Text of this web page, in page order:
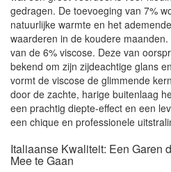
gedragen. De toevoeging van 7%
natuurlijke warmte en het
waarderen in de koudere
van de 6% viscose. Deze van
bekend om zijn zijdeachtige glans
vormt de viscose de glimmende
door de zachte, harige buitenlaag
een prachtig diepte-effect en een
een chique en professionele
Italiaanse Kwaliteit: Een Garen
Mee te Gaan